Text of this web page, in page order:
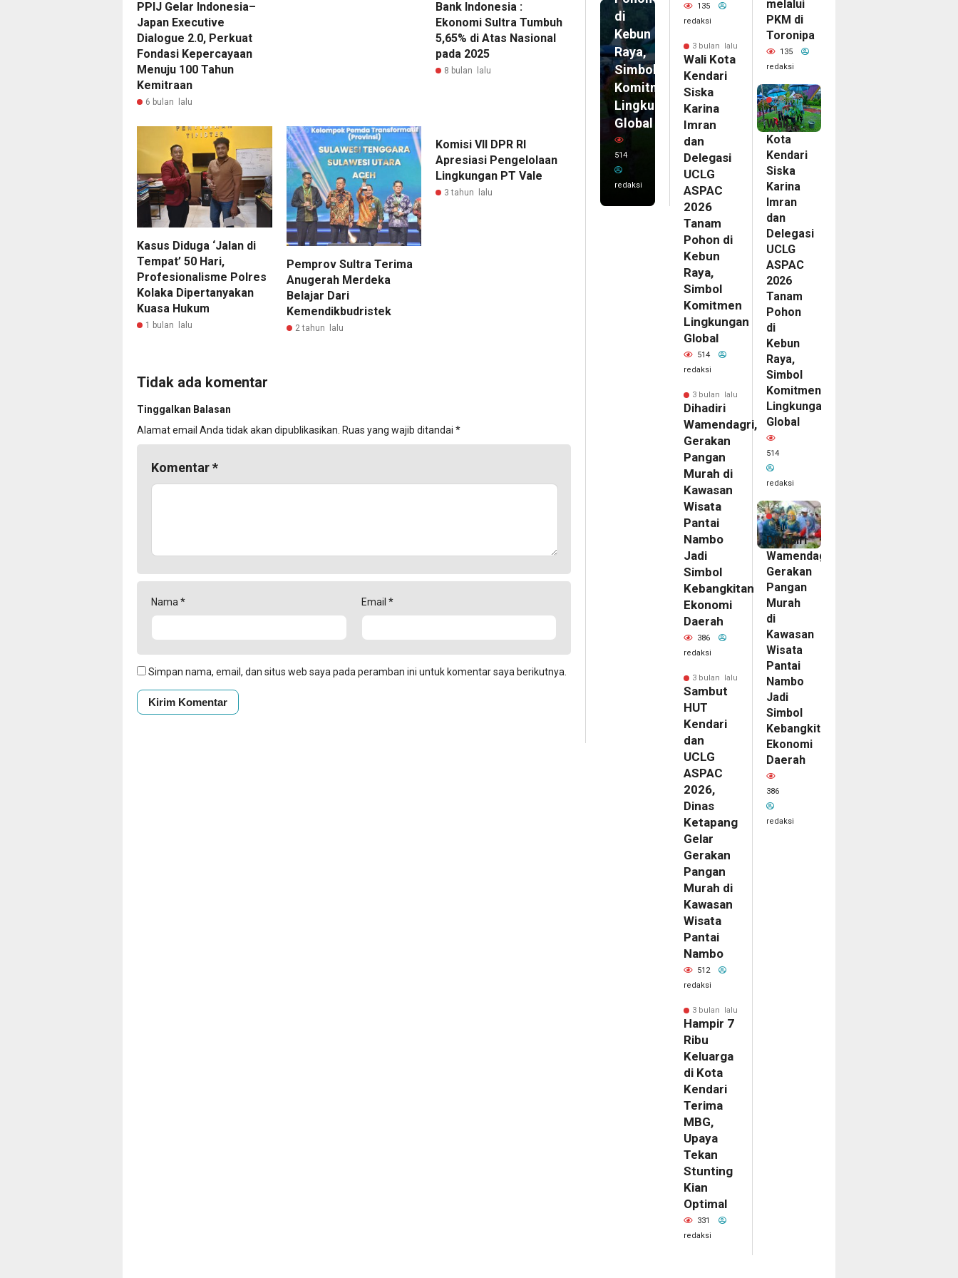
PPIJ Gelar Indonesia–
Japan Executive
Dialogue 2.0, Perkuat
Fondasi Kepercayaan
Menuju 100 Tahun
Kemitraan
6 bulan lalu
Bank Indonesia :
Ekonomi Sultra Tumbuh
5,65% di Atas Nasional
pada 2025
8 bulan lalu
Kasus Diduga ‘Jalan di
Tempat’ 50 Hari,
Profesionalisme Polres
Kolaka Dipertanyakan
Kuasa Hukum
1 bulan lalu
Pemprov Sultra Terima
Anugerah Merdeka
Belajar Dari
Kemendikbudristek
2 tahun lalu
Komisi VII DPR RI
Apresiasi Pengelolaan
Lingkungan PT Vale
3 tahun lalu
Tidak ada komentar
Tinggalkan Balasan
Alamat email Anda tidak akan dipublikasikan. Ruas yang wajib ditandai *
Komentar*
Nama * Email *
Simpan nama, email, dan situs web saya pada peramban ini untuk komentar saya berikutnya.
di
Kebun
Raya,
Simbol
Komitmen
Lingkungan
Global
514
redaksi
135
redaksi
3 bulan lalu
Wali Kota
Kendari
Siska
Karina
Imran
dan
Delegasi
UCLG
ASPAC
2026
Tanam
Pohon di
Kebun
Raya,
Simbol
Komitmen
Lingkungan
Global
514
redaksi
3 bulan lalu
Dihadiri
Wamendagri,
Gerakan
Pangan
Murah di
Kawasan
Wisata
Pantai
Nambo
Jadi
Simbol
Kebangkitan
Ekonomi
Daerah
386
redaksi
3 bulan lalu
Sambut
HUT
Kendari
dan
UCLG
ASPAC
2026,
Dinas
Ketapang
Gelar
Gerakan
Pangan
Murah di
Kawasan
Wisata
Pantai
Nambo
512
redaksi
3 bulan lalu
Hampir 7
Ribu
Keluarga
di Kota
Kendari
Terima
MBG,
Upaya
Tekan
Stunting
Kian
Optimal
331
redaksi
melalui
PKM di
Toronipa
135
redaksi
3
bulan
lalu
Wali
Kota
Kendari
Siska
Karina
Imran
dan
Delegasi
UCLG
ASPAC
2026
Tanam
Pohon
di
Kebun
Raya,
Simbol
Komitmen
Lingkungan
Global
514
redaksi
3
bulan
lalu
Dihadiri
Wamendagri,
Gerakan
Pangan
Murah
di
Kawasan
Wisata
Pantai
Nambo
Jadi
Simbol
Kebangkitan
Ekonomi
Daerah
386
redaksi